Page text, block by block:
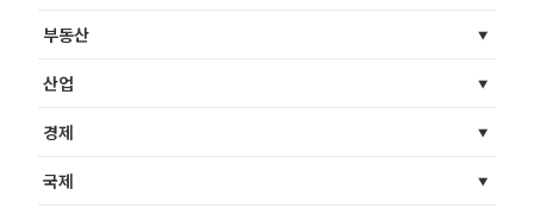
부동산
산업
경제
국제